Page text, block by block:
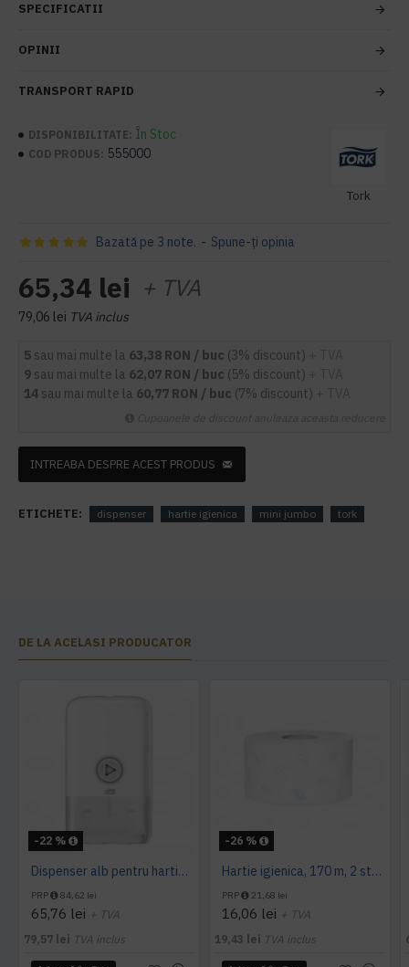
SPECIFICATII
OPINII
TRANSPORT RAPID
DISPONIBILITATE: În Stoc
COD PRODUS: 555000
Tork
Bazată pe 3 note. - Spune-ţi opinia
65,34 lei + TVA
79,06 lei TVA inclus
5 sau mai multe la 63,38 RON / buc (3% discount)
9 sau mai multe la 62,07 RON / buc (5% discount)
14 sau mai multe la 60,77 RON / buc (7% discount)
INTREABA DESPRE ACEST PRODUS
ETICHETE: dispenser hartie igienica mini jumbo tork
DE LA ACELASI PRODUCATOR
-22 %
Dispenser alb pentru hartie igienica pliata, bulk, Tork
PRP 84,62 lei
65,76 lei + TVA
79,57 lei TVA inclus
-26 %
Hartie igienica, 170 m, 2 straturi, Tork
PRP 21,68 lei
16,06 lei + TVA
19,43 lei TVA inclus